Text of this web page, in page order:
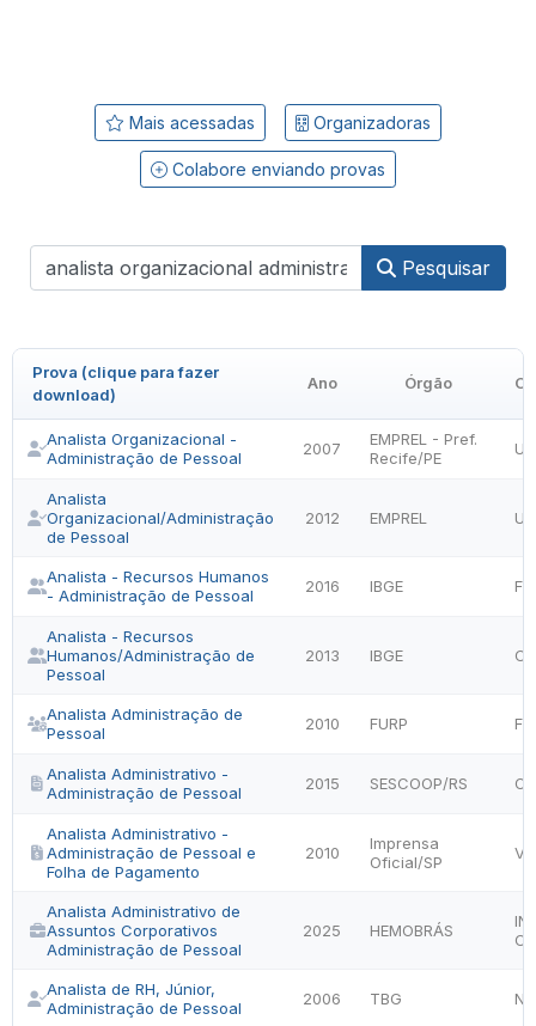
Mais acessadas Organizadoras
Colabore enviando provas
Pesquisar
Prova (clique para fazer
download)
Ano Órgão
Analista Organizacional -
Administração de Pessoal
2007
EMPREL - Pref.
Recife/PE
Analista
Organizacional/Administração
de Pessoal
2012 EMPREL
Analista - Recursos Humanos
- Administração de Pessoal
2016 IBGE
Analista - Recursos
Humanos/Administração de
Pessoal
2013 IBGE
Analista Administração de
Pessoal
2010 FURP
Analista Administrativo -
Administração de Pessoal
2015 SESCOOP/RS
Analista Administrativo -
Administração de Pessoal e
Folha de Pagamento
2010
Imprensa
Oficial/SP
Analista Administrativo de
Assuntos Corporativos
Administração de Pessoal
2025 HEMOBRÁS
Analista de RH, Júnior,
Administração de Pessoal
2006 TBG